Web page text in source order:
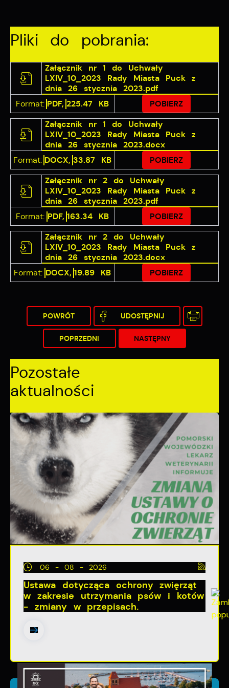
Pliki do pobrania:
Załącznik nr 1 do Uchwały
LXIV_10_2023 Rady Miasta Puck z
dnia 26 stycznia 2023.pdf
Format: PDF, 225.47 KB
POBIERZ
Załącznik nr 1 do Uchwały
LXIV_10_2023 Rady Miasta Puck z
dnia 26 stycznia 2023.docx
Format: DOCX, 33.87 KB
POBIERZ
Załącznik nr 2 do Uchwały
LXIV_10_2023 Rady Miasta Puck z
dnia 26 stycznia 2023.pdf
Format: PDF, 163.34 KB
POBIERZ
Załącznik nr 2 do Uchwały
LXIV_10_2023 Rady Miasta Puck z
dnia 26 stycznia 2023.docx
Format: DOCX, 19.89 KB POBIERZ
POWRÓT UDOSTĘPNIJ
POPRZEDNI NASTĘPNY
Pozostałe
aktualności
06 - 08 - 2026
Ustawa dotycząca ochrony zwięrząt
w zakresie utrzymania psów i kotów
- zmiany w przepisach.
mogą pojawić się na stronach podmiotów trzecich lub
firm będących naszymi partnerami oraz innych
dostawców usług. Firmy te działają w charakterze
pośredników prezentujących nasze treści w postaci
wiadomości, ofert, komunikatów mediów
społecznościowych.